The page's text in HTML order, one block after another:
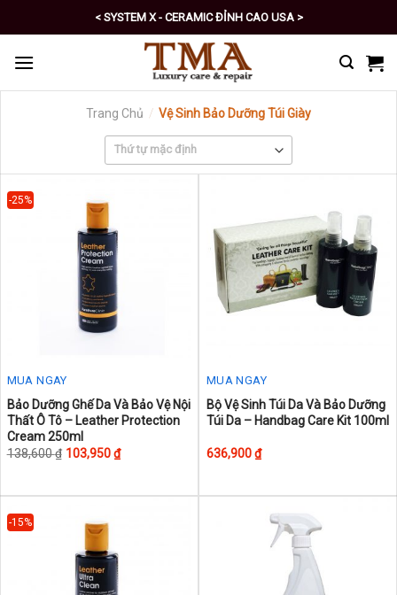
to
content
< SYSTEM X - CERAMIC ĐỈNH CAO USA >
< PRO - TỰ CHĂM SÓC XE SỐ 1 >
Trang Chủ / Vệ Sinh Bảo Dưỡng Túi Giày
-25%
MUA NGAY
This
product
has
options
Bảo Dưỡng Ghế Da Và Bảo Vệ Nội
Thất Ô Tô – Leather Protection
Cream 250ml
138,600₫ 103,950₫
MUA NGAY
Bộ Vệ Sinh Túi Da Và Bảo Dưỡng
Túi Da – Handbag Care Kit 100ml
636,900₫
-15%